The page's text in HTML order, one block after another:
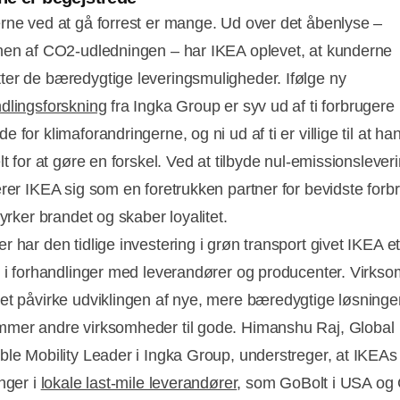
ved at gå forrest er mange. Ud over det åbenlyse –
af CO2-udledningen – har IKEA oplevet, at kunderne
de bæredygtige leveringsmuligheder. Ifølge ny
fra Ingka Group er syv ud af ti forbrugere
for klimaforandringerne, og ni ud af ti er villige til at
for at gøre en forskel. Ved at tilbyde nul-
IKEA sig som en foretrukken partner for bevidste
brandet og skaber loyalitet.
har den tidlige investering i grøn transport givet IKEA et
forhandlinger med leverandører og producenter.
påvirke udviklingen af nye, mere bæredygtige
andre virksomheder til gode. Himanshu Raj, Global
Mobility Leader i Ingka Group, understreger, at IKEAs
i lokale last-mile leverandører, som GoBolt i USA og